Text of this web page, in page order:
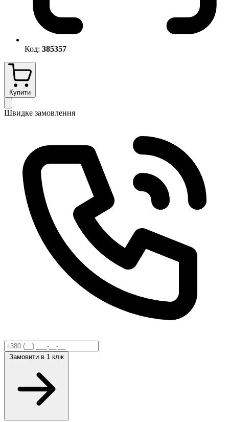
Код: 385357
Купити
Швидке замовлення
Замовити в 1 клік